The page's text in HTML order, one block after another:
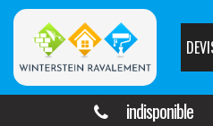
indisponible